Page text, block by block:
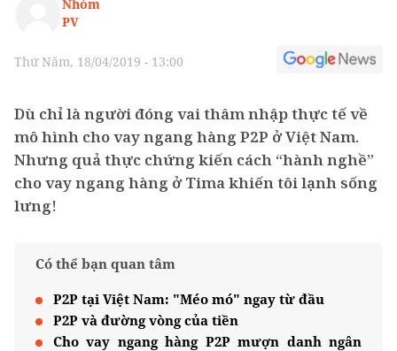
Nhóm
PV
Thứ Năm, 18/04/2019 - 13:00
Dù chỉ là người đóng vai thâm nhập thực tế về
mô hình cho vay ngang hàng P2P ở Việt Nam.
Nhưng quả thực chứng kiến cách “hành nghề”
cho vay ngang hàng ở Tima khiến tôi lạnh sống
lưng!
Có thể bạn quan tâm
P2P tại Việt Nam: "Méo mó" ngay từ đầu
P2P và đường vòng của tiền
Cho vay ngang hàng P2P mượn danh ngân